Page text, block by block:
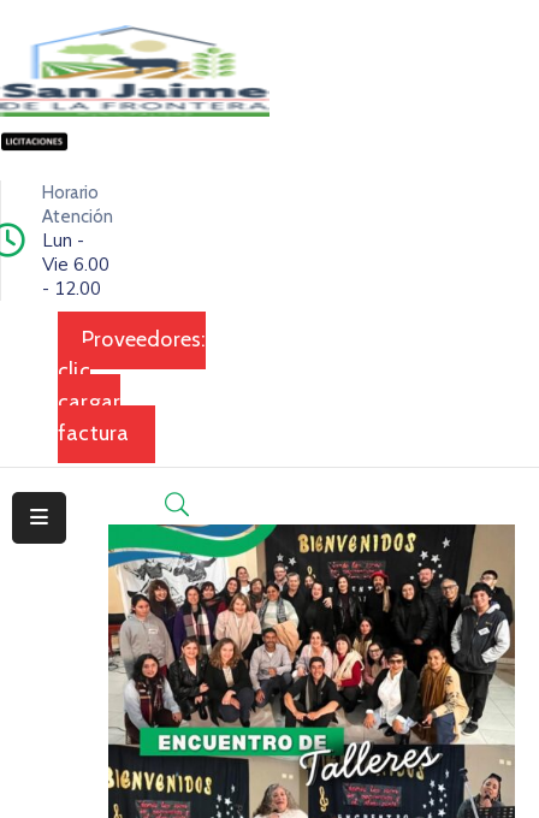
Horario
Atención
Lun -
Vie 6.00
- 12.00
Proveedores:
clic
cargar
factura
Inicio
Ejecutivo
Legislativo
Transparencia
Contacto